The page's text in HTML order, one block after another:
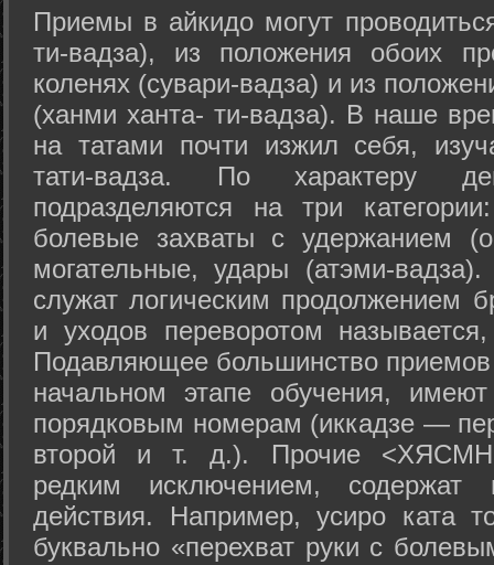
Приемы в айкидо могут
ти-вадза), из положения обоих
коленях (сувари-вадза) и из
(ханми ханта- ти-вадза). В наше
на татами почти изжил себя,
тати-вадза. По характеру
подразделяются на три
болевые захваты с удержанием
могательные, удары (атэми-
служат логическим продолжением
и уходов переворотом
Подавляющее большинство
начальном этапе обучения,
порядковым номерам (иккадзе —
второй и т. д.). Прочие
редким исключением, содержат
действия. Например, усиро ката
буквально «перехват руки с